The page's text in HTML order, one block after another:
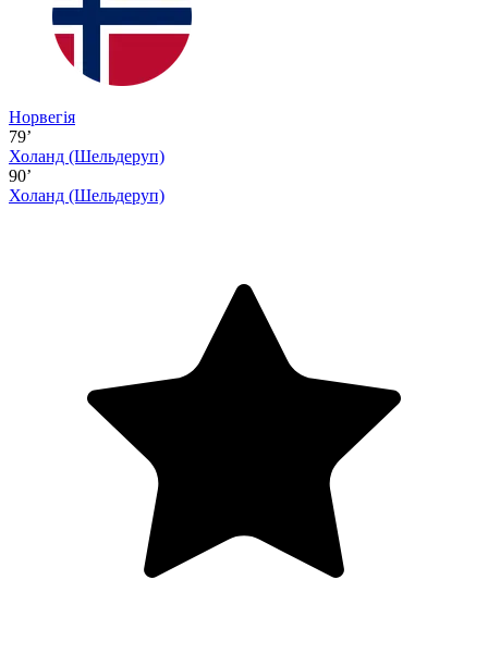
Норвегія
79’
Холанд (Шельдеруп)
90’
Холанд (Шельдеруп)